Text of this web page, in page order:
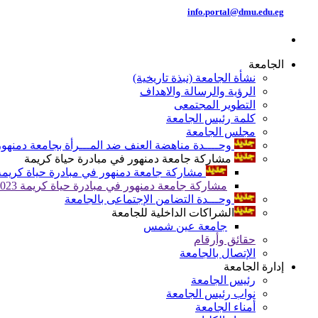
info.portal@dmu.edu.eg
الجامعة
نشأة الجامعة (نبذة تاريخية)
الرؤية والرسالة والاهداف
التطوير المجتمعى
كلمة رئيس الجامعة
مجلس الجامعة
وحــــدة مناهضة العنف ضد المـــرأة بجامعة
مشاركة جامعة دمنهور في مبادرة حياة كريمة
مشاركة جامعة دمنهور في مبادرة حياة كريمة
مشاركة جامعة دمنهور في مبادرة حياة كريمة 2023
وحـــدة التضامن الإجتماعى بالجامعة
الشراكات الداخلية للجامعة
جامعة عين شمس
حقائق وأرقام
الإتصال بالجامعة
إدارة الجامعة
رئيس الجامعة
نواب رئيس الجامعة
أمناء الجامعة